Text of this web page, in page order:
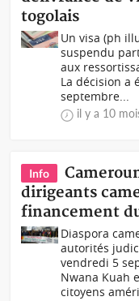
togolais
Un visa (ph
suspendu
aux
La décision a
septembre...
il y a 10
Info
dirigeants
financement
Diaspora
autorités
vendredi 5
Nwana Kuah
citoyens